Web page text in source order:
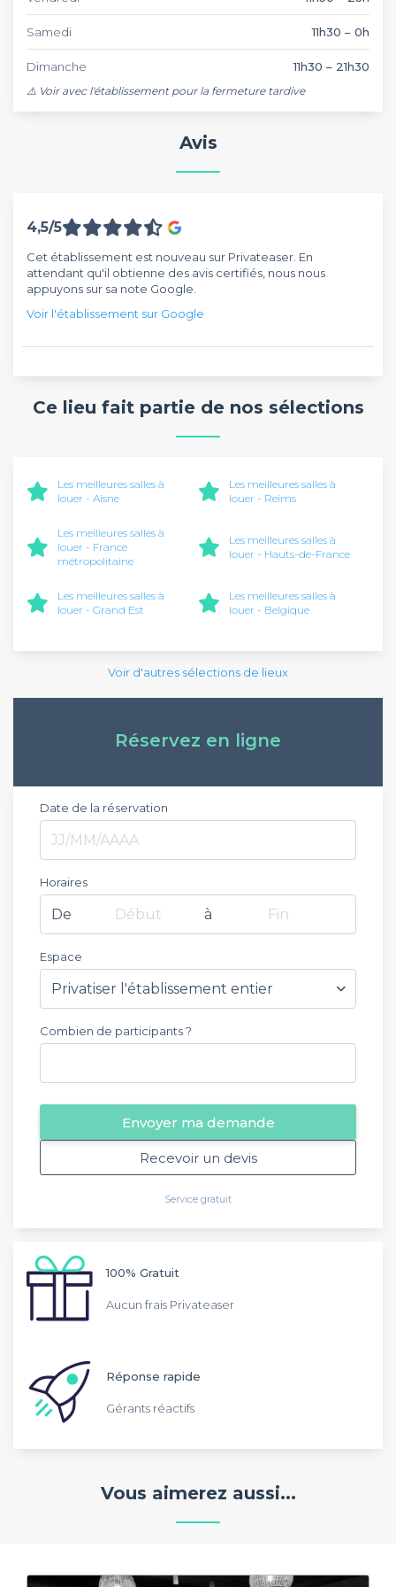
Samedi 11h30 – 0h
Dimanche 11h30 – 21h30
⚠️ Voir avec l'établissement pour la fermeture tardive
Avis
4,5/5
Cet établissement est nouveau sur Privateaser. En
attendant qu'il obtienne des avis certifiés, nous nous
appuyons sur sa note Google.
Voir l'établissement sur Google
Ce lieu fait partie de nos sélections
Les meilleures salles à
louer - Aisne
Les meilleures salles à
louer - Reims
Les meilleures salles à
louer - France
métropolitaine
Les meilleures salles à
louer - Hauts-de-France
Les meilleures salles à
louer - Grand Est
Les meilleures salles à
louer - Belgique
Voir d'autres sélections de lieux
Réservez en ligne
Date de la réservation
Horaires
De Début à Fin
Espace
Combien de participants ?
Envoyer ma demande
Recevoir un devis
Service gratuit
100% Gratuit
Aucun frais Privateaser
Réponse rapide
Gérants réactifs
Vous aimerez aussi...